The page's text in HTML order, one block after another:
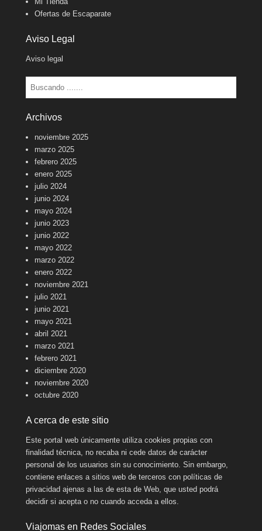
Ofertas de Escaparate
Aviso Legal
Aviso legal
Buscar
Archivos
noviembre 2025
marzo 2025
febrero 2025
enero 2025
julio 2024
junio 2024
mayo 2024
junio 2023
junio 2022
mayo 2022
marzo 2022
enero 2022
noviembre 2021
julio 2021
junio 2021
mayo 2021
abril 2021
marzo 2021
febrero 2021
diciembre 2020
noviembre 2020
octubre 2020
A cerca de este sitio
Este portal web únicamente utiliza cookies propias con
finalidad técnica, no recaba ni cede datos de carácter
personal de los usuarios sin su conocimiento. Sin embargo,
contiene enlaces a sitios web de terceros con políticas de
privacidad ajenas a las de esta de Web, que usted podrá
decidir si acepta o no cuando acceda a ellos.
Viajomas en Redes Sociales